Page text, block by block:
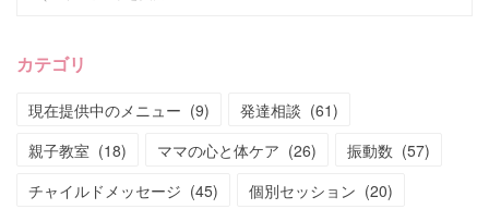
カテゴリ
現在提供中のメニュー (9) 発達相談 (61)
親子教室 (18) ママの心と体ケア (26) 振動数 (57)
チャイルドメッセージ (45) 個別セッション (20)